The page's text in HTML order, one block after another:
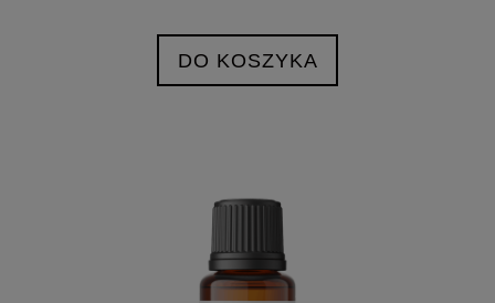
DO KOSZYKA